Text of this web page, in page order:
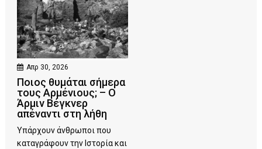
Απρ 30, 2026
Ποιος θυμάται σήμερα
τους Αρμένιους; – Ο
Άρμιν Βέγκνερ
απέναντι στη λήθη
Υπάρχουν άνθρωποι που
καταγράφουν την Ιστορία και